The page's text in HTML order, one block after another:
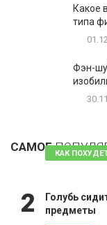
Какое
типа
Фэн-
САМОЕ КАК
2
Голубь
предметы